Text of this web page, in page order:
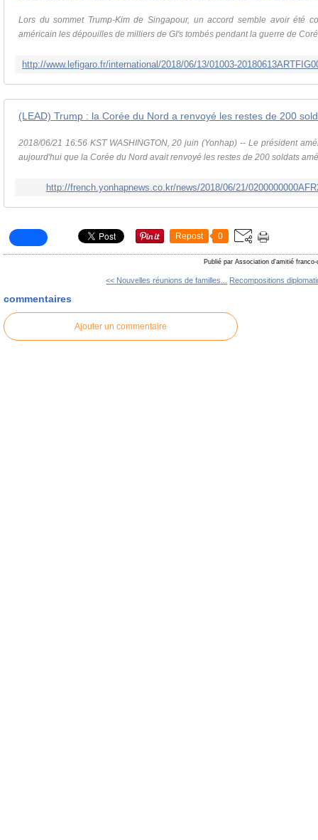
Lors du sommet Trump-Kim de Singapour, un accord semble avoir été
américain les dépouilles de milliers de GI's tombés pendant la guerre de
(LEAD) Trump : la Corée du Nord a renvoyé les restes de 200
2018/06/21 16:56 KST WASHINGTON, 20 juin (Yonhap) -- Le président
aujourd'hui que la Corée du Nord avait renvoyé les restes de 200 soldats
http://french.yonhapnews.co.kr/news/2018/06/21/
Repost 0
Publié par Association d'amitié franco-
<< Nouvelles réunions de familles... Recompositions
commentaires
Ajouter un commentaire